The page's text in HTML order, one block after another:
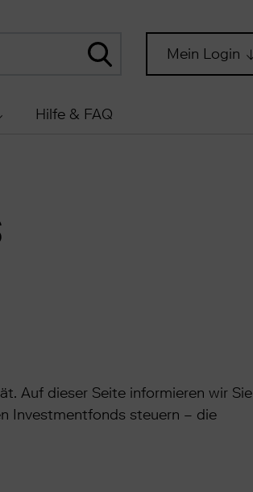
Mein Login
Hilfe & FAQ
Auf dieser Seite informieren wir Sie
Investmentfonds steuern – die